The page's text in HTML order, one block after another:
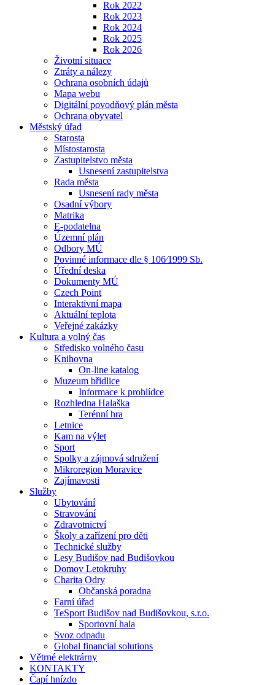
Rok 2022
Rok 2023
Rok 2024
Rok 2025
Rok 2026
Životní situace
Ztráty a nálezy
Ochrana osobních údajů
Mapa webu
Digitální povodňový plán města
Ochrana obyvatel
Městský úřad
Starosta
Místostarosta
Zastupitelstvo města
Usnesení zastupitelstva
Rada města
Usnesení rady města
Osadní výbory
Matrika
E-podatelna
Územní plán
Odbory MÚ
Povinné informace dle § 106⁄1999 Sb.
Úřední deska
Dokumenty MÚ
Czech Point
Interaktivní mapa
Aktuální teplota
Veřejné zakázky
Kultura a volný čas
Středisko volného času
Knihovna
On-line katalog
Muzeum břidlice
Informace k prohlídce
Rozhledna Halaška
Terénní hra
Letnice
Kam na výlet
Sport
Spolky a zájmová sdružení
Mikroregion Moravice
Zajímavosti
Služby
Ubytování
Stravování
Zdravotnictví
Školy a zařízení pro děti
Technické služby
Lesy Budišov nad Budišovkou
Domov Letokruhy
Charita Odry
Občanská poradna
Farní úřad
TeSport Budišov nad Budišovkou, s.r.o.
Sportovní hala
Svoz odpadu
Global financial solutions
Větrné elektrárny
KONTAKTY
Čapí hnízdo